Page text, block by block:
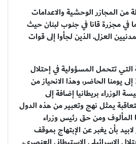
المجازر الوحشية والاعدامات
في مجزرة قانا في جنوب لبنان حيث
العزل. الذين لجأوا إلى قوات
التي تتحمل المسؤولية في إحتلال
فلسطين منذ نكبة 1948 إلى يومنا الحاضر، وهذا الانحياز من
الوزراء بريطانيا إضافة إلى
يمثل نهج وتعبير من هذه الدول
المألوف ومن حق رئيس وزراء
لابيد بأن يغبر عن الإبتهاج بموقف